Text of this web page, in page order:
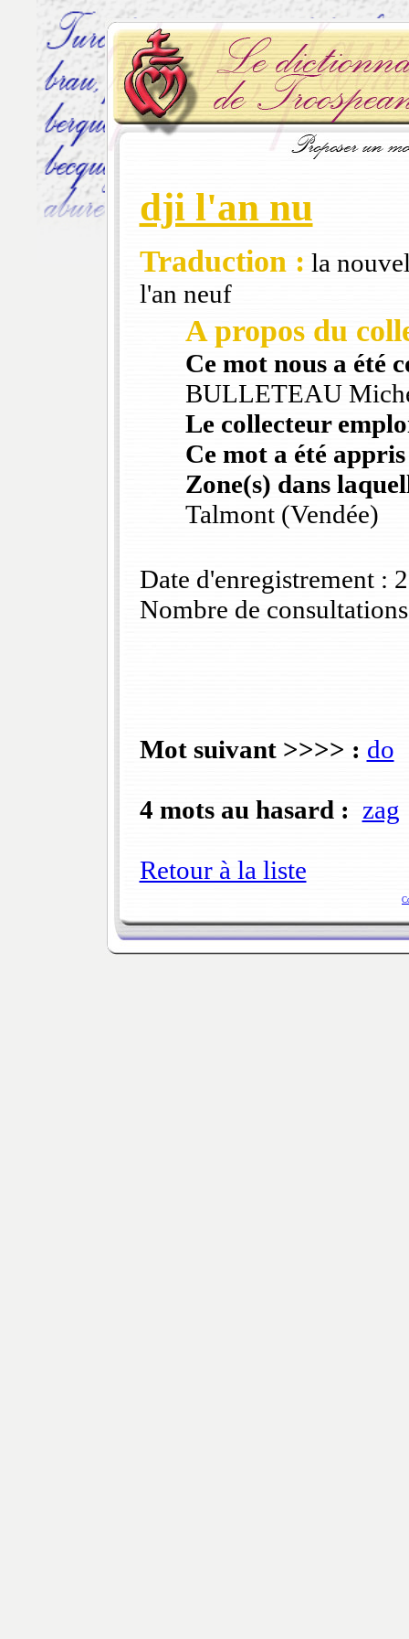
dji l'an nu
Traduction : la
l'an neuf
A propos du
Ce mot nous a été
BULLETEAU
Le collecteur
Ce mot a été
Zone(s) dans
Talmont (Vendée)
Date d'enregistrement :
Nombre de
Mot suivant >>>> : do
4 mots au hasard : zag
Retour à la liste